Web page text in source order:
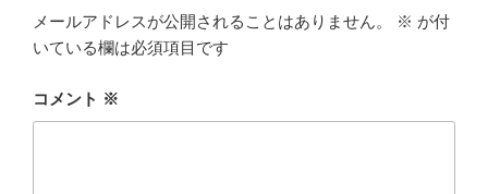
メールアドレスが公開されることはありません。 ※ が付
いている欄は必須項目です
コメント ※